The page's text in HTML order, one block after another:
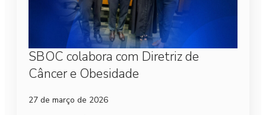
SBOC colabora com Diretriz de
Câncer e Obesidade
27 de março de 2026